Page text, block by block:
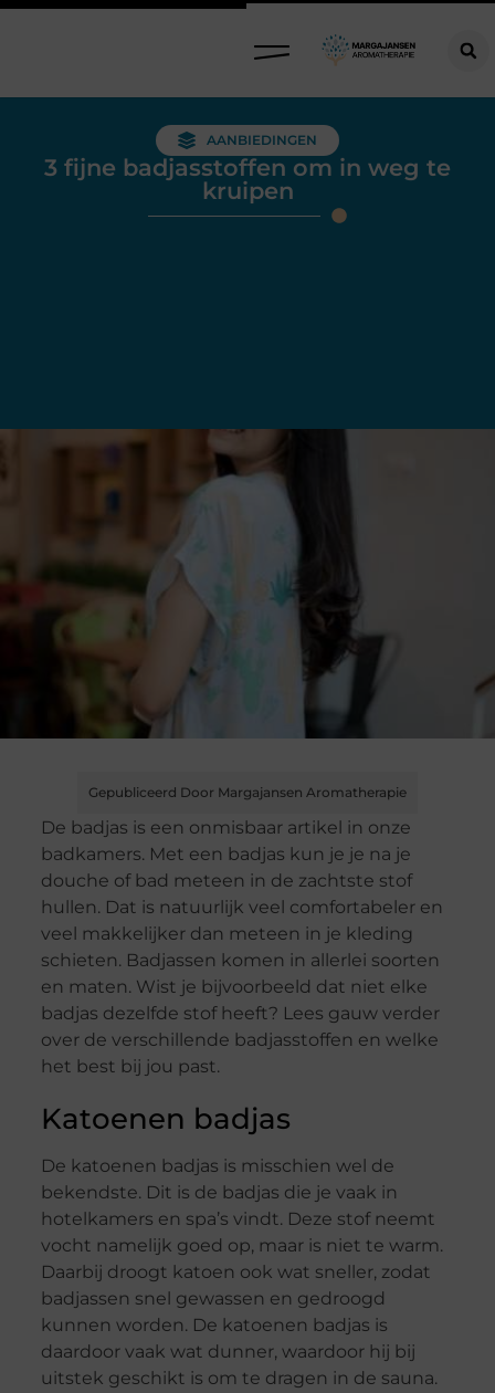
AANBIEDINGEN
3 fijne badjasstoffen om in weg te
kruipen
Gepubliceerd Door Margajansen Aromatherapie
De badjas is een onmisbaar artikel in onze
badkamers. Met een badjas kun je je na je
douche of bad meteen in de zachtste stof
hullen. Dat is natuurlijk veel comfortabeler en
veel makkelijker dan meteen in je kleding
schieten. Badjassen komen in allerlei soorten
en maten. Wist je bijvoorbeeld dat niet elke
badjas dezelfde stof heeft? Lees gauw verder
over de verschillende badjasstoffen en welke
het best bij jou past.
Katoenen badjas
De katoenen badjas is misschien wel de
bekendste. Dit is de badjas die je vaak in
hotelkamers en spa’s vindt. Deze stof neemt
vocht namelijk goed op, maar is niet te warm.
Daarbij droogt katoen ook wat sneller, zodat
badjassen snel gewassen en gedroogd
kunnen worden. De katoenen badjas is
daardoor vaak wat dunner, waardoor hij bij
uitstek geschikt is om te dragen in de sauna.